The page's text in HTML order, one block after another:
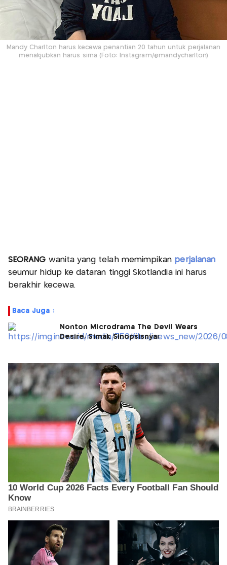
Mandy Charlton harus kecewa penantian 20 tahun untuk perjalanan
menakjubkan harus sirna (Foto: Instagram/@mandycharlton)
SEORANG wanita yang telah memimpikan perjalanan
seumur hidup ke dataran tinggi Skotlandia ini harus
berakhir kecewa.
Baca Juga :
Nonton Microdrama The Devil Wears
Desire, Simak Sinopsisnya!